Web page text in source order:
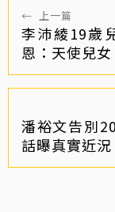
← 上一篇
李沛綾19歲
恩：天使兒女
潘裕文告別
話曝真實近況